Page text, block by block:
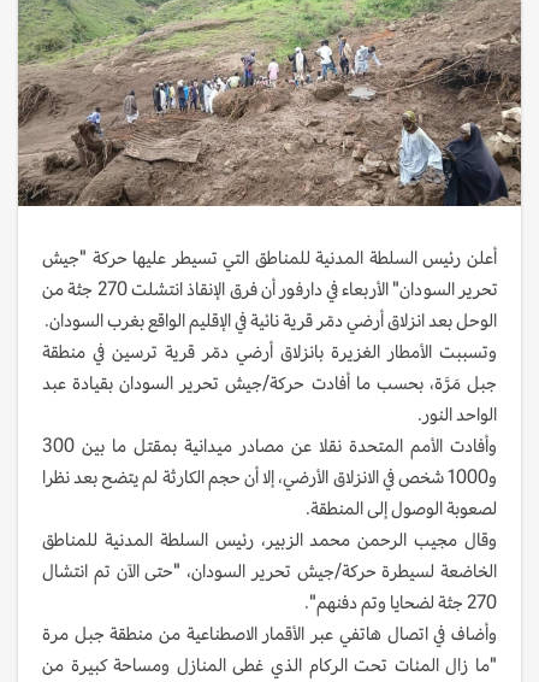
أعلن رئيس السلطة المدنية للمناطق التي تسيطر عليها حركة "جيش
تحرير السودان" الأربعاء في دارفور أن فرق الإنقاذ انتشلت 270 جثة من
الوحل بعد انزلاق أرضي دمّر قرية نائية في الإقليم الواقع بغرب السودان.
وتسببت الأمطار الغزيرة بانزلاق أرضي دمّر قرية ترسين في منطقة
جبل مَرَّة، بحسب ما أفادت حركة/جيش تحرير السودان بقيادة عبد
الواحد النور.
وأفادت الأمم المتحدة نقلا عن مصادر ميدانية بمقتل ما بين 300
و1000 شخص في الانزلاق الأرضي، إلا أن حجم الكارثة لم يتضح بعد نظرا
لصعوبة الوصول إلى المنطقة.
وقال مجيب الرحمن محمد الزبير، رئيس السلطة المدنية للمناطق
الخاضعة لسيطرة حركة/جيش تحرير السودان، "حتى الآن تم انتشال
270 جثة لضحايا وتم دفنهم".
وأضاف في اتصال هاتفي عبر الأقمار الاصطناعية من منطقة جبل مرة
"ما زال المئات تحت الركام الذي غطى المنازل ومساحة كبيرة من